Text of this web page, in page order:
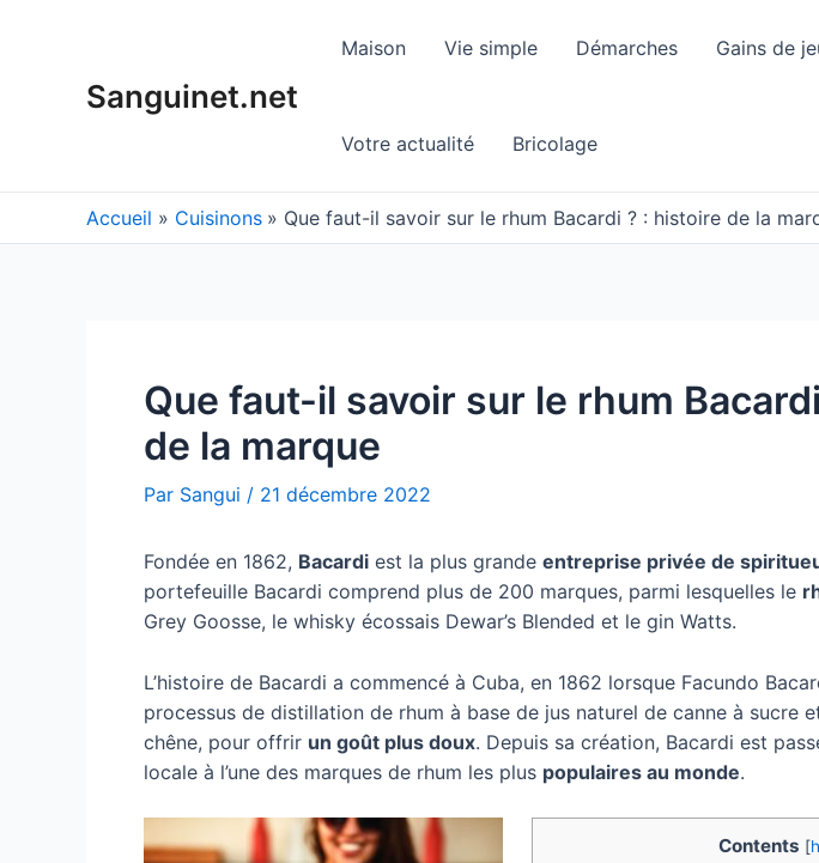
Sanguinet.net
Maison Vie simple Démarches Gains de
Votre actualité Bricolage
Accueil Cuisinons Que faut-il savoir sur le rhum Bacardi ? : histoire de la
Que faut-il savoir sur le rhum
de la marque
Par Sangui / 21 décembre 2022
Fondée en 1862, Bacardi est la plus grande entreprise privée de
portefeuille Bacardi comprend plus de 200 marques, parmi lesquelles le
Grey Goosse, le whisky écossais Dewar’s Blended et le gin Watts.
L’histoire de Bacardi a commencé à Cuba, en 1862 lorsque Facundo
processus de distillation de rhum à base de jus naturel de canne à sucre
chêne, pour offrir un goût plus doux. Depuis sa création, Bacardi est
locale à l’une des marques de rhum les plus populaires au monde.
Contents [